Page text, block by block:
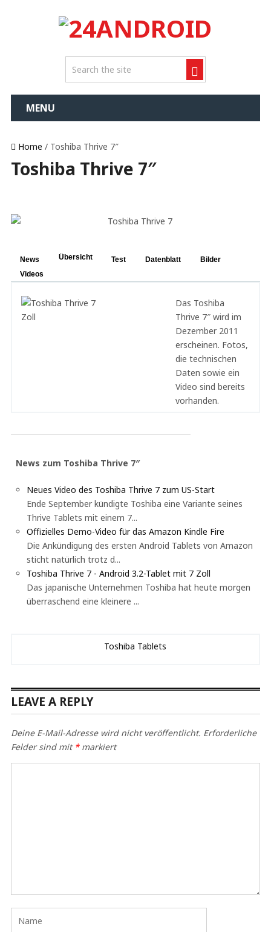
MENU
Home / Toshiba Thrive 7″
Toshiba Thrive 7″
News Übersicht Test Datenblatt
Bilder
Videos
Das Toshiba
Thrive 7″ wird im
Dezember 2011
erscheinen. Fotos,
die technischen
Daten sowie ein
Video sind bereits
vorhanden.
News zum Toshiba Thrive 7″
Neues Video des Toshiba Thrive 7 zum US-Start
Ende September kündigte Toshiba eine Variante seines
Thrive Tablets mit einem 7...
Offizielles Demo-Video für das Amazon Kindle Fire
Die Ankündigung des ersten Android Tablets von Amazon
sticht natürlich trotz d...
Toshiba Thrive 7 - Android 3.2-Tablet mit 7 Zoll
Das japanische Unternehmen Toshiba hat heute morgen
überraschend eine kleinere ...
Toshiba Tablets
LEAVE A REPLY
Deine E-Mail-Adresse wird nicht veröffentlicht. Erforderliche
Felder sind mit *markiert